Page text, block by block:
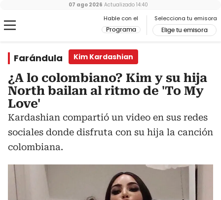
Hable con el
Programa
Selecciona tu emisora
Elige tu emisora
07 ago 2026 Actualizado 14:40
Farándula Kim Kardashian
¿A lo colombiano? Kim y su hija
North bailan al ritmo de 'To My
Love'
Kardashian compartió un video en sus redes
sociales donde disfruta con su hija la canción
colombiana.